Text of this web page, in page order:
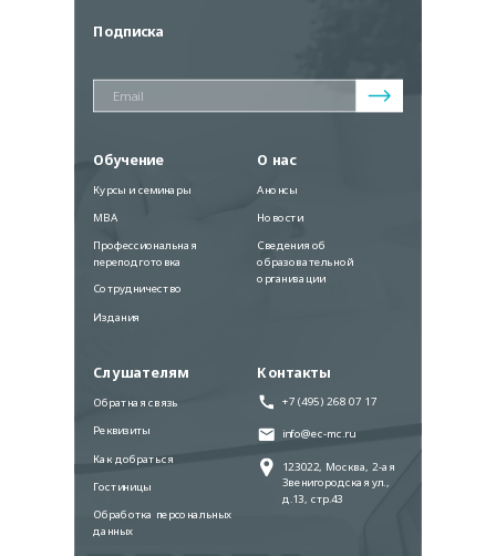
Подписка
Обучение
Курсы и семинары
MBA
Профессиональная
переподготовка
Сотрудничество
Издания
О нас
Анонсы
Новости
Сведения об
образовательной
организации
Слушателям
Обратная связь
Реквизиты
Как добраться
Гостиницы
Обработка персональных
данных
Контакты
+7 (495) 268 07 17
info@ec-mc.ru
123022, Москва, 2-ая
Звенигородская ул.,
д.13, стр.43